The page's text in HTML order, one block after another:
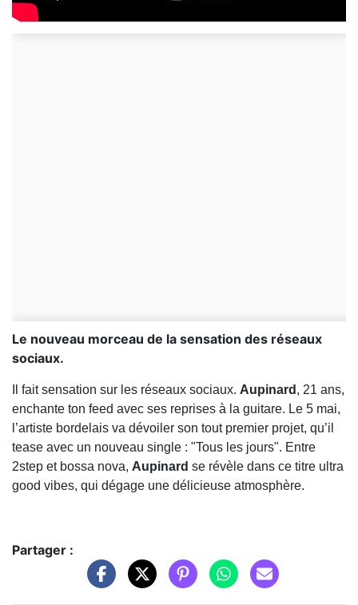
Le nouveau morceau de la sensation des réseaux
sociaux.
Il fait sensation sur les réseaux sociaux. Aupinard , 21 ans,
enchante ton feed avec ses reprises à la guitare. Le 5 mai,
l’artiste bordelais va dévoiler son tout premier projet, qu’il
tease avec un nouveau single : "Tous les jours". Entre
2step et bossa nova, Aupinard se révèle dans ce titre ultra
good vibes, qui dégage une délicieuse atmosphère.
Partager :